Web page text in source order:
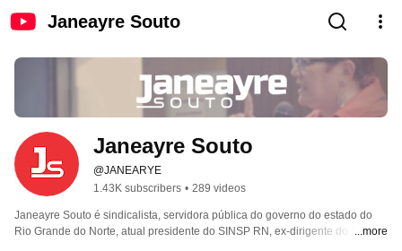
Janeayre Souto
Janeayre Souto
@JANEARYE
1.43K subscribers • 289 videos
Janeayre Souto é sindicalista, servidora pública do governo do estado do
Rio Grande do Norte, atual presidente do SINSP RN, ex-dirigente do SINTE-
...more